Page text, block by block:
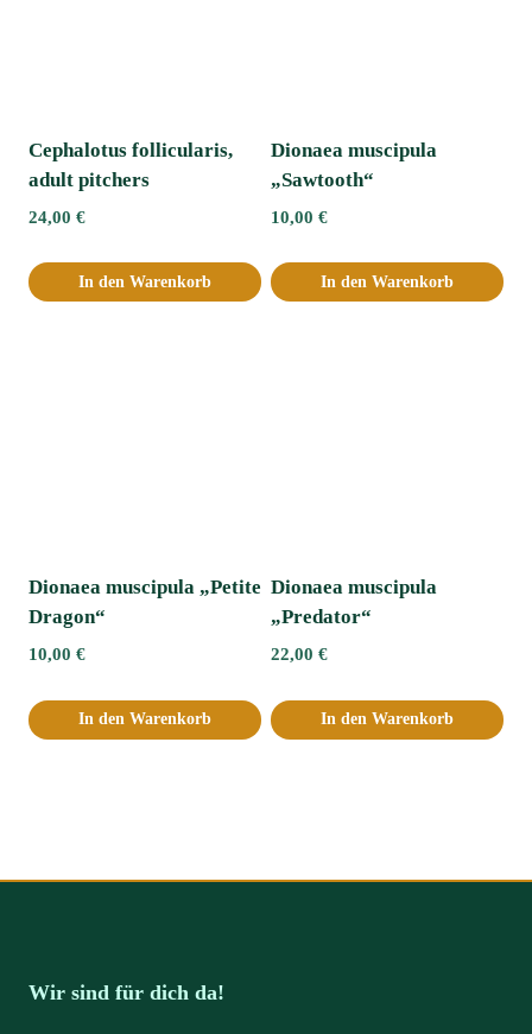
Cephalotus follicularis,
adult pitchers
24,00 €
In den Warenkorb
Dionaea muscipula
„Sawtooth“
10,00 €
In den Warenkorb
Dionaea muscipula „Petite
Dragon“
10,00 €
In den Warenkorb
Dionaea muscipula
„Predator“
22,00 €
In den Warenkorb
Wir sind für dich da!